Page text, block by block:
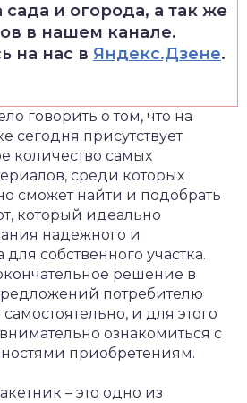
и огорода, а так же
в нашем канале.
на нас в Яндекс.Дзене.
говорить о том, что на
сегодня присутствует
количество самых
среди которых
сможет найти и подобрать
который идеально
надежного и
для собственного участка.
решение в
потребителю
и для этого
ознакомиться с
приобретениям.
– это одно из